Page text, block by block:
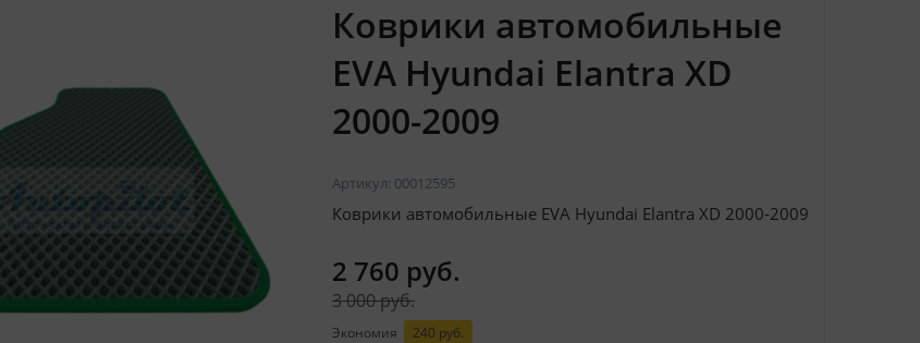
Коврики автомобильные
EVA Hyundai Elantra XD
2000-2009
Артикул: 00012595
Коврики автомобильные EVA Hyundai Elantra XD 2000-2009
2 760 руб.
3 000 руб.
Экономия 240 руб.